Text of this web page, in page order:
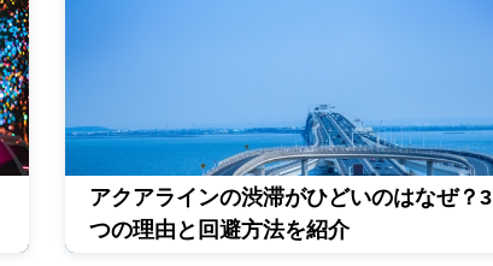
アクアラインの渋滞がひどいのはなぜ？3
つの理由と回避方法を紹介